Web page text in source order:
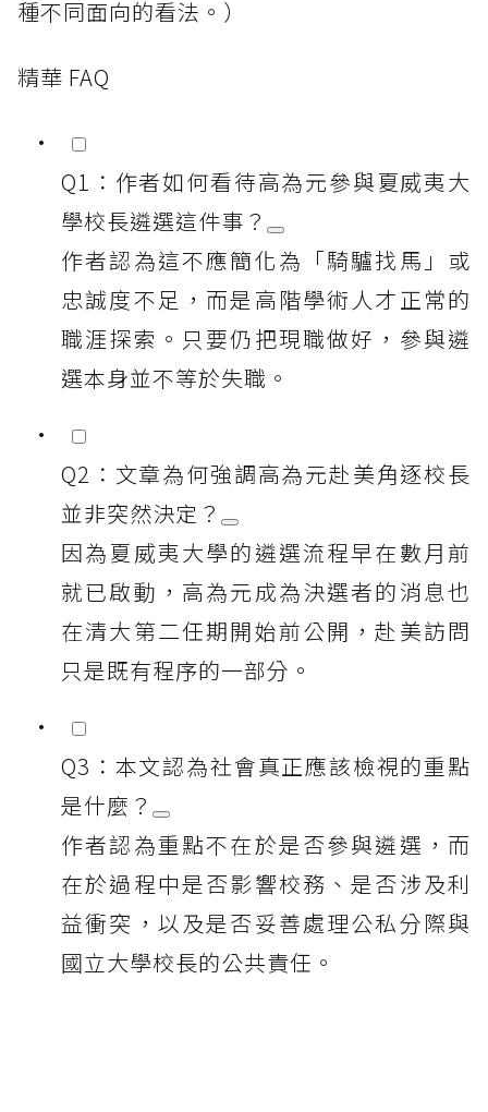
種不同面向的看法。）
精華 FAQ
Q1：作者如何看待高為元參與夏威夷大
學校長遴選這件事？
作者認為這不應簡化為「騎驢找馬」或
忠誠度不足，而是高階學術人才正常的
職涯探索。只要仍把現職做好，參與遴
選本身並不等於失職。
Q2：文章為何強調高為元赴美角逐校長
並非突然決定？
因為夏威夷大學的遴選流程早在數月前
就已啟動，高為元成為決選者的消息也
在清大第二任期開始前公開，赴美訪問
只是既有程序的一部分。
Q3：本文認為社會真正應該檢視的重點
是什麼？
作者認為重點不在於是否參與遴選，而
在於過程中是否影響校務、是否涉及利
益衝突，以及是否妥善處理公私分際與
國立大學校長的公共責任。